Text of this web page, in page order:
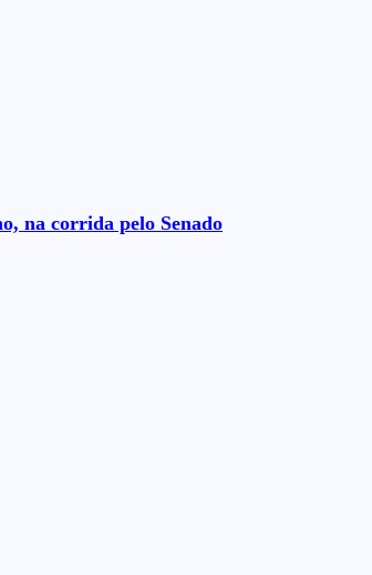
na corrida pelo Senado